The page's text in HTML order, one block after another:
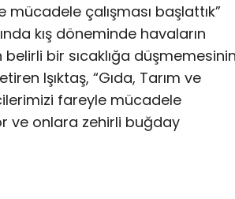
çalışması başlattık”
kış döneminde havaların
bir sıcaklığa düşmemesinin
Işıktaş, “Gıda, Tarım ve
fareyle mücadele
ve onlara zehirli buğday